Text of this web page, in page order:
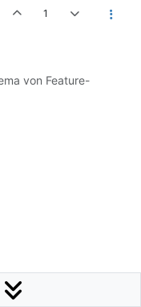
1
von Feature-